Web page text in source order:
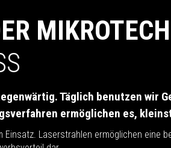
Täglich benutzen wir
ermöglichen es,
Laserstrahlen ermöglichen eine